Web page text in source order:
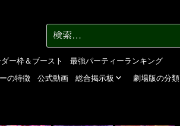
ー枠＆ブースト
最強パーティーランキング
の特徴
公式動画 総合掲示板 劇場版の分類
検
索: